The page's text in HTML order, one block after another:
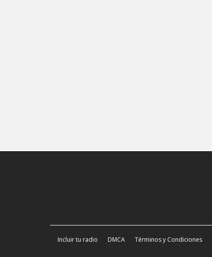
Incluir tu radio DMCA Términos y Condiciones